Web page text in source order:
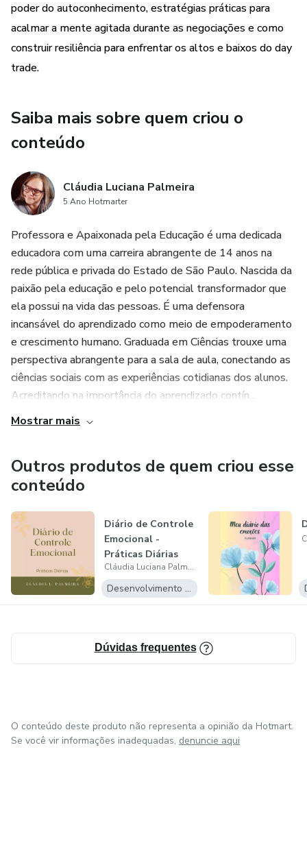
derrotas do mercado.
Vamos explorar juntos o poder do autoconhecimento,
estratégias práticas
como construir
resiliência para enfrentar os altos e baixos do day trade.
Não importa se você
é iniciante ou experiente, aqui encontrará ferramentas
fortalecer seu controle emocional.
Então, vamos começar esta jornada emocionante rumo ao
sucesso no day
trade, onde aprenderemos a jogar com as emoções a
nosso favor. Esteja
preparado para descobrir o trader vencedor que existe
dentro de você!
poder do autoconhecimento, estratégias práticas para
acalmar a mente agitada durante as negociações e como
construir resiliência para enfrentar os altos e baixos do day
trade.
Saiba mais sobre quem criou o
conteúdo
Cláudia Luciana Palmeira
5 Ano Hotmarter
Professora e Apaixonada pela Educação é uma dedicada
educadora com uma carreira abrangente de 14 anos na
rede pública e privada do Estado de São Paulo. Nascida da
paixão pela educação e pelo potencial transformador que
ela possui na vida das pessoas. É uma defensora
incansável do aprendizado como meio de empoderamento
e crescimento humano. Graduada em Ciências trouxe uma
perspectiva abrangente para a sala de aula, conectando as
ciências sociais com as experiências cotidianas dos alunos.
Acreditando na importância do aprendizado contín...
Mostrar mais
Outros produtos de quem criou esse
conteúdo
Diário de Controle
Emocional -
Práticas Diárias
Cláudia Luciana Palmeira
Desenvolvimento Pessoal
Dúvidas frequentes
O conteúdo deste produto não representa a opinião da Hotmart.
Se você vir informações inadequadas, denuncie aqui